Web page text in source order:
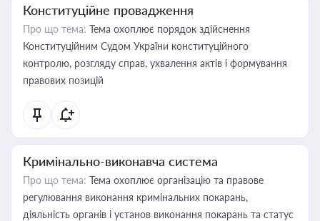
Конституційне провадження
Про що тема: Тема охоплює порядок здійснення
Конституційним Судом України конституційного
контролю, розгляду справ, ухвалення актів і формування
правових позицій
Кримінально-виконавча система
Про що тема: Тема охоплює організацію та правове
регулювання виконання кримінальних покарань,
діяльність органів і установ виконання покарань та статус